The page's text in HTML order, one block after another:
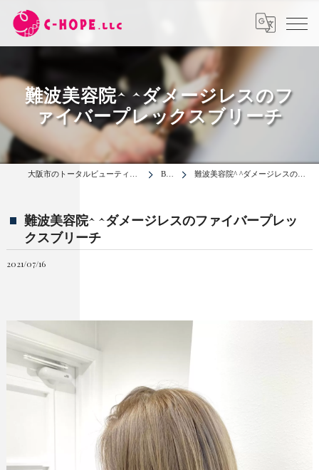
難波美容院^ ^ダメージレスのフ
ァイバープレックスブリーチ
BLOG 難波美容院^ ^ダメージレスのファイバープレックスブリーチ
難波美容院^ ^ダメージレスのファイバープレッ
クスブリーチ
2021/07/16